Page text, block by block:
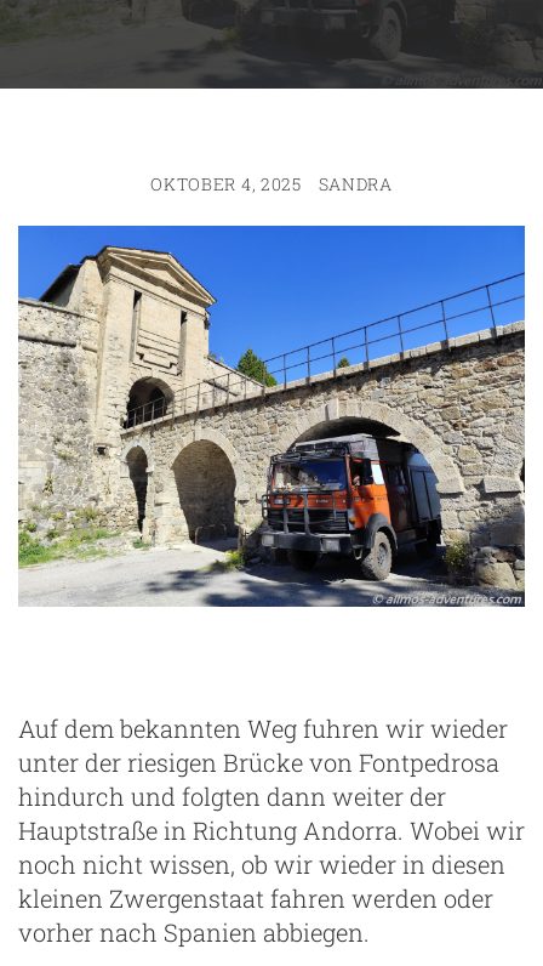
OKTOBER 4, 2025 SANDRA
Auf dem bekannten Weg fuhren wir wieder
unter der riesigen Brücke von Fontpedrosa
hindurch und folgten dann weiter der
Hauptstraße in Richtung Andorra. Wobei wir
noch nicht wissen, ob wir wieder in diesen
kleinen Zwergenstaat fahren werden oder
vorher nach Spanien abbiegen.